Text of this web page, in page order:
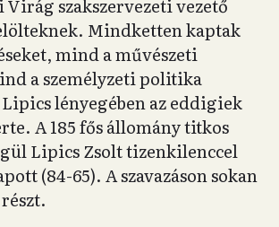
Mindketten kaptak
mind a művészeti
a személyzeti politika
lényegében az eddigiek
A 185 fős állomány titkos
Lipics Zsolt tizenkilenccel
(84-65). A szavazáson sokan